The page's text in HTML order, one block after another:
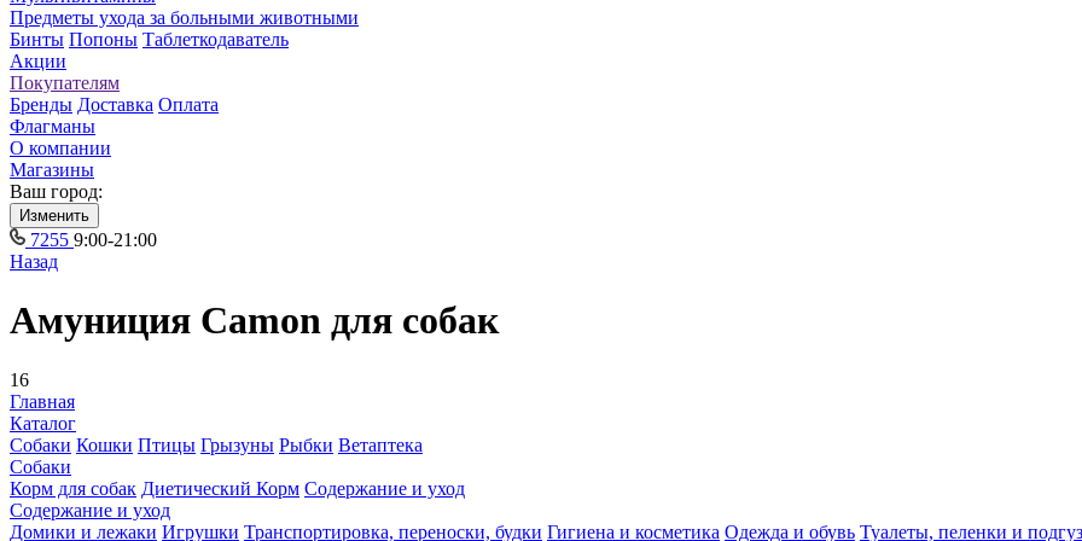
Предметы ухода за больными животными
Бинты Попоны Таблеткодаватель
Акции
Покупателям
Бренды Доставка Оплата
Флагманы
О компании
Магазины
Ваш город:
Изменить
7255 9:00-21:00
Назад
Амуниция Camon для собак
16
Главная
Каталог
Собаки Кошки Птицы Грызуны Рыбки Ветаптека
Собаки
Корм для собак Диетический Корм Содержание и уход
Содержание и уход
Домики и лежаки Игрушки Транспортировка, переноски, будки Гигиена и косметика Одежда и обувь Туалеты, пеленки и